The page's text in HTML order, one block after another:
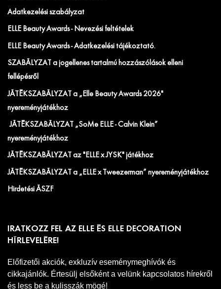
Adatkezelési szabályzat
ELLE Beauty Awards - Nevezési feltételek
ELLE Beauty Awards - Adatkezelési tájékoztató.
SZABÁLYZAT a jogellenes tartalmú hozzászólások elleni
fellépésről
JÁTÉKSZABÁLYZAT a „Elle Beauty Awards 2026"
nyereményjátékhoz
JÁTÉKSZABÁLYZAT „SoMe ELLE - Calvin Klein”
nyereményjátékhoz
JÁTÉKSZABÁLYZAT az "ELLE x JYSK" játékhoz
JÁTÉKSZABÁLYZAT a „ELLE x Tweezerman” nyereményjátékhoz
Hirdetési ÁSZF
IRATKOZZ FEL AZ ELLE ÉS ELLE DECORATION
HÍRLEVELÉRE!
Előfizetői akciók, exkluzív eseménymeghívók és
cikkajánlók. Értesülj elsőként a velünk kapcsolatos hírekről
és less be a kulisszák mögé!